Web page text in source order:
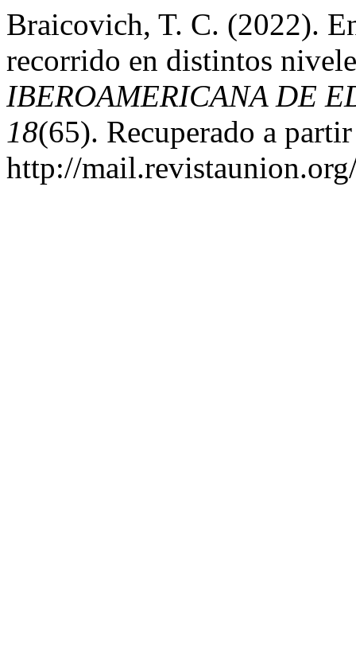
Braicovich, T. C. (2022).
recorrido en distintos
IBEROAMERICANA DE
18(65). Recuperado a
http://